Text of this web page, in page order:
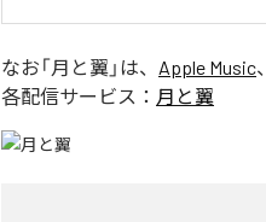
なお「月と翼 」は、 Apple Music、
各配信サービス： 月と翼